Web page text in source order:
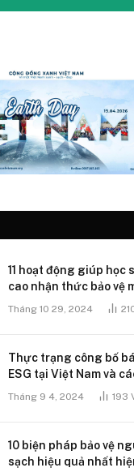
11 hoạt động giúp học
cao nhận thức bảo vệ
Tháng 10 29, 2024
Thực trạng công bố
ESG tại Việt Nam và
Tháng 9 4, 2024 193
10 biện pháp bảo vệ
sạch hiệu quả nhất